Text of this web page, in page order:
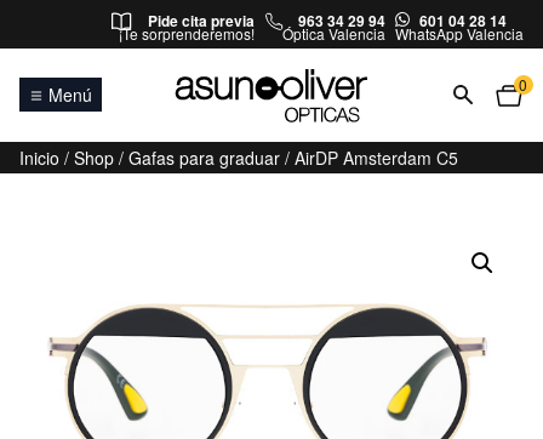
Saltar al contenidoPide cita previa
¡Te sorprenderemos!
963 34 29 94
Óptica Valencia
601 04 28 14
WhatsApp Valencia
Menú 0
Inicio / Shop / Gafas para graduar / AirDP Amsterdam C5